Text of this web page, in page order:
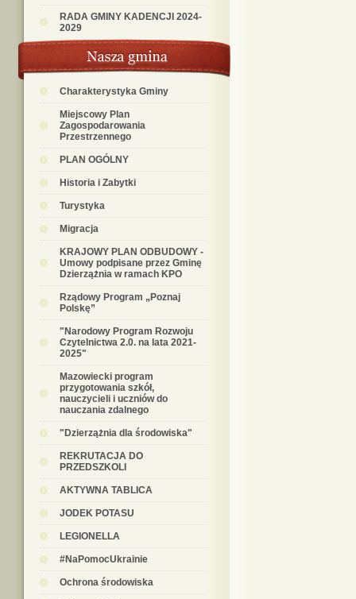
RADA GMINY KADENCJI 2024-
2029
Charakterystyka Gminy
Miejscowy Plan
Zagospodarowania
Przestrzennego
PLAN OGÓLNY
Historia i Zabytki
Turystyka
Migracja
KRAJOWY PLAN ODBUDOWY -
Umowy podpisane przez Gminę
Dzierzążnia w ramach KPO
Rządowy Program „Poznaj
Polskę”
"Narodowy Program Rozwoju
Czytelnictwa 2.0. na lata 2021-
2025"
Mazowiecki program
przygotowania szkół,
nauczycieli i uczniów do
nauczania zdalnego
"Dzierzążnia dla środowiska"
REKRUTACJA DO
PRZEDSZKOLI
AKTYWNA TABLICA
JODEK POTASU
LEGIONELLA
#NaPomocUkrainie
Ochrona środowiska